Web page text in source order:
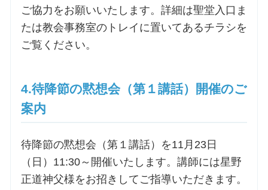
ご協力をお願いいたします。詳細は聖堂入口ま
たは教会事務室のトレイに置いてあるチラシを
ご覧ください。
4.待降節の黙想会（第１講話）開催のご
案内
待降節の黙想会（第１講話）を11月23日
（日）11:30～開催いたします。講師には星野
正道神父様をお招きしてご指導いただきます。